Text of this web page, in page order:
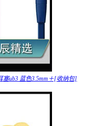
ub3 蓝色3.5mm＋[收纳包]